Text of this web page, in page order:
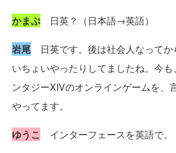
かまぷ日英？（日本語→英語）
岩尾 日英です。後は社会人なってか
いちょいやったりしてましたね。今
ンタジーXIVのオンラインゲームを、
やってます。
ゆうこ インターフェースを英語で。